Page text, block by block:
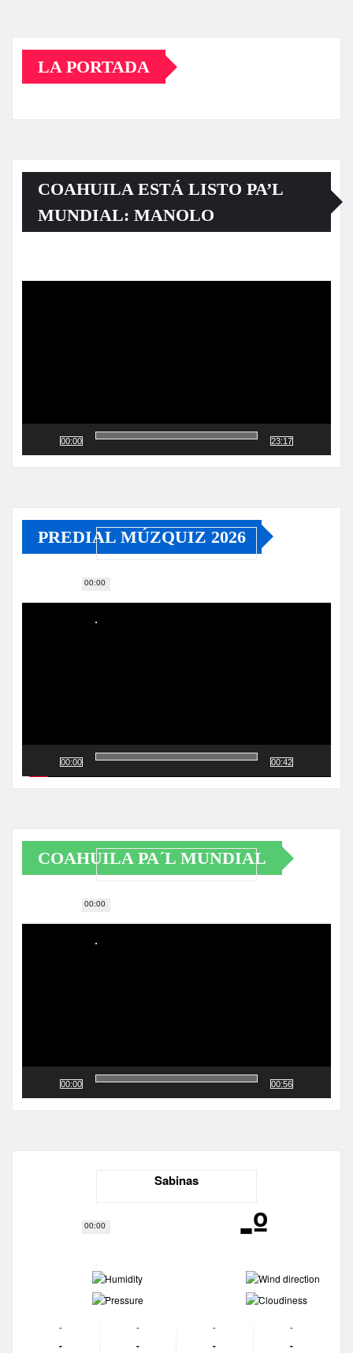
LA PORTADA
COAHUILA ESTÁ LISTO PA’L
MUNDIAL: MANOLO
00:00
00:00
23:17
PREDIAL MÚZQUIZ 2026
Reproductor
00:00
00:00
00:42
COAHUILA PA´L MUNDIAL
Reproductor
00:00
00:00
00:56
Sabinas
-º
-
-
-
-
-
-
-
-
-
-
-
-